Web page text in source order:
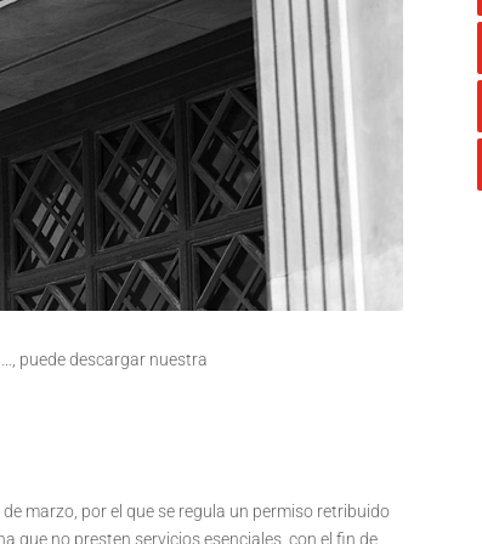
puede descargar nuestra
marzo, por el que se regula un permiso retribuido
que no presten servicios esenciales, con el fin de